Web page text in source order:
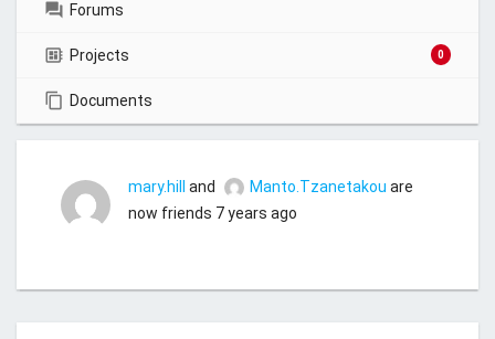
Forums
Projects 0
Documents
mary.hill and Manto.Tzanetakou are
now friends 7 years ago